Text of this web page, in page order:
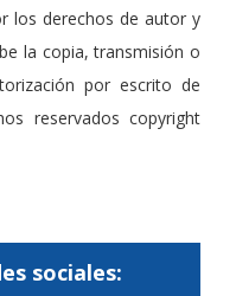
los derechos de autor y
la copia, transmisión o
por escrito de
reservados copyright
sociales: